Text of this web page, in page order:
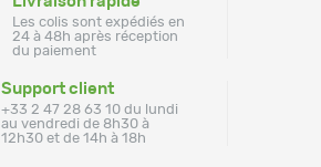
Les colis sont expédiés en
24 à 48h après réception
du paiement
Support client
+33 2 47 28 63 10 du lundi
au vendredi de 8h30 à
12h30 et de 14h à 18h